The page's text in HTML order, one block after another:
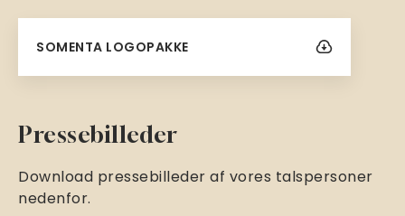
SOMENTA LOGOPAKKE
Downl
Pressebilleder
Download pressebilleder af vores talspersoner
nedenfor.